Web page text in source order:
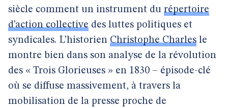
siècle comment un instrument du répertoire
d’action collective des luttes politiques et
syndicales. L’historien Christophe Charles le
montre bien dans son analyse de la révolution
des « Trois Glorieuses » en 1830 – épisode-clé
où se diffuse massivement, à travers la
mobilisation de la presse proche de